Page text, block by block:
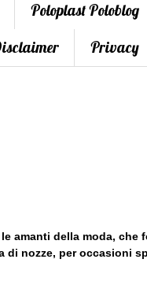
Poloplast Poloblog
Privacy
amanti della moda, che
di nozze, per occasioni